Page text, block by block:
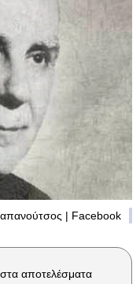
| Facebook
αποτελέσματα